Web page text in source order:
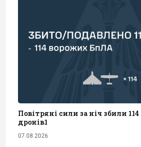
Повітряні сили за ніч збили
дронів1
07.08.2026